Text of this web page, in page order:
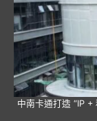
中南卡通打造 “IP